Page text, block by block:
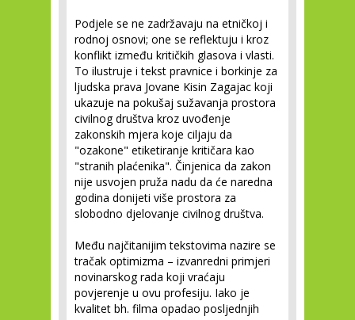
Podjele se ne zadržavaju na etničkoj i
rodnoj osnovi; one se reflektuju i kroz
konflikt između kritičkih glasova i vlasti.
To ilustruje i tekst pravnice i borkinje za
ljudska prava Jovane Kisin Zagajac koji
ukazuje na pokušaj sužavanja prostora
civilnog društva kroz uvođenje
zakonskih mjera koje ciljaju da
"ozakone" etiketiranje kritičara kao
"stranih plaćenika". Činjenica da zakon
nije usvojen pruža nadu da će naredna
godina donijeti više prostora za
slobodno djelovanje civilnog društva.
Među najčitanijim tekstovima nazire se
tračak optimizma – izvanredni primjeri
novinarskog rada koji vraćaju
povjerenje u ovu profesiju. Iako je
kvalitet bh. filma opadao posljednjih